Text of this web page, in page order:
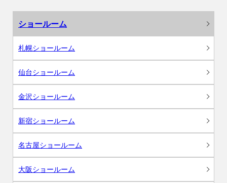
ショールーム
札幌ショールーム
仙台ショールーム
金沢ショールーム
新宿ショールーム
名古屋ショールーム
大阪ショールーム